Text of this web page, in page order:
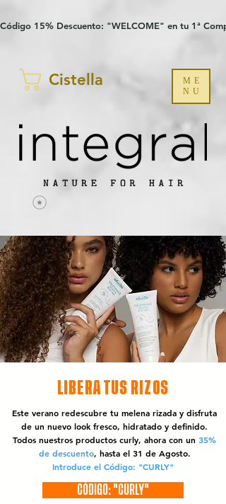
Código 15% Descuento: "WELCOME" en tu 1ª
Cistella
ME
NU
LIBERA TUS RIZOS
Este verano redescubre tu melena rizada y disfruta
de un nuevo look fresco, hidratado y definido.
Todos nuestros productos curly, ahora con un 35%
de descuento, hasta el 31 de Agosto.
Introduce el Código: "CURLY"
CÓDIGO: "CURLY"